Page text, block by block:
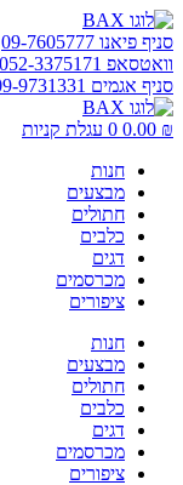
דלג
לתוכן
סניף פיאנו 09-7605777
וואטסאפ 052-3375171
סניף אגמים 09-9731331
0.00 ₪
0 עגלת קניות
חנות
מבצעים
חתולים
כלבים
דגים
מכרסמים
ציפורים
חנות
מבצעים
חתולים
כלבים
דגים
מכרסמים
ציפורים